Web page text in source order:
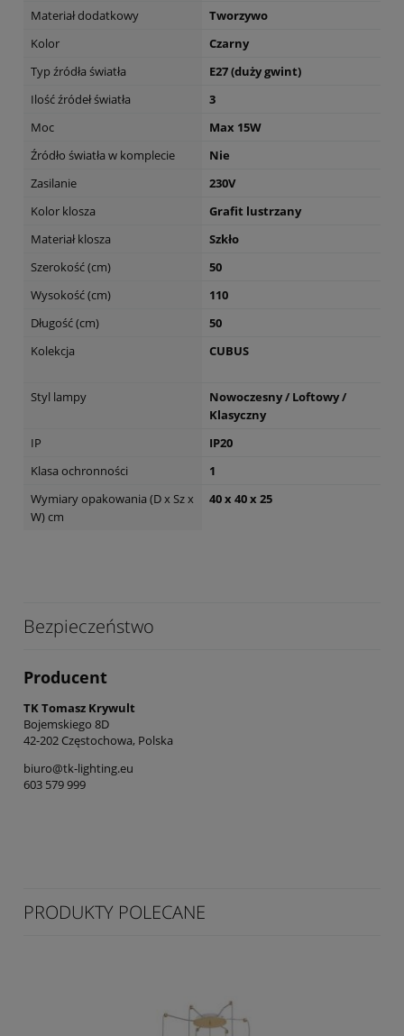
Materiał dodatkowy
Tworzywo
Kolor
Czarny
Typ źródła światła
E27 (duży gwint)
Ilość źródeł światła
3
Moc
Max 15W
Źródło światła w komplecie
Nie
Zasilanie
230V
Kolor klosza
Grafit lustrzany
Materiał klosza
Szkło
Szerokość (cm)
50
Wysokość (cm)
110
Długość (cm)
50
Kolekcja
CUBUS
Styl lampy
Nowoczesny / Loftowy /
Klasyczny
IP
IP20
Klasa ochronności
1
Wymiary opakowania (D x Sz x
W) cm
40 x 40 x 25
Bezpieczeństwo
Producent
TK Tomasz Krywult
Bojemskiego 8D
42-202 Częstochowa, Polska
biuro@tk-lighting.eu
603 579 999
PRODUKTY POLECANE